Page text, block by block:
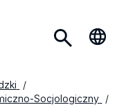
Socjologiczny